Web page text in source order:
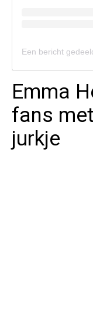
Emma
fans
jurkje